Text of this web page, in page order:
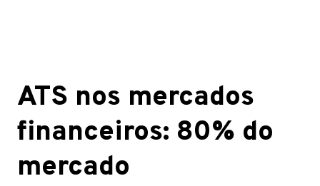
ATS nos mercados
financeiros: 80% do
mercado